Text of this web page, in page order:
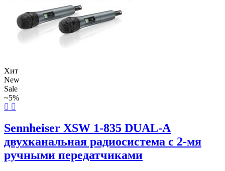
Хит
New
Sale
~5%
Sennheiser XSW 1-835 DUAL-A
двухканальная радиосистема с 2-мя
ручными передатчиками